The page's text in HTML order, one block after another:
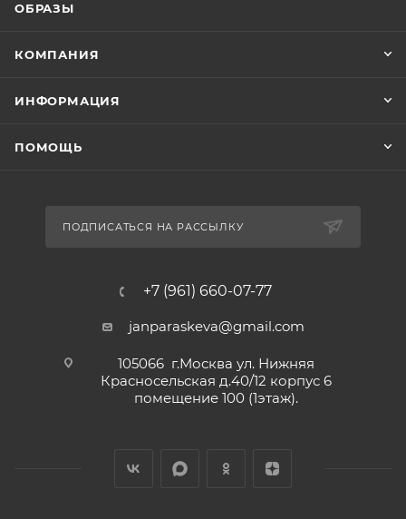
ОБРАЗЫ
КОМПАНИЯ
ИНФОРМАЦИЯ
ПОМОЩЬ
ПОДПИСАТЬСЯ НА РАССЫЛКУ
+7 (961) 660-07-77
janparaskeva@gmail.com
105066 г.Москва ул. Нижняя
Красносельская д.40/12 корпус 6
помещение 100 (1этаж).